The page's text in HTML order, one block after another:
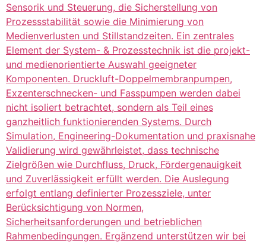
Sensorik und Steuerung, die Sicherstellung von
Prozessstabilität sowie die Minimierung von
Medienverlusten und Stillstandzeiten. Ein zentrales
Element der System- & Prozesstechnik ist die projekt-
und medienorientierte Auswahl geeigneter
Komponenten. Druckluft-Doppelmembranpumpen,
Exzenterschnecken- und Fasspumpen werden dabei
nicht isoliert betrachtet, sondern als Teil eines
ganzheitlich funktionierenden Systems. Durch
Simulation, Engineering-Dokumentation und praxisnahe
Validierung wird gewährleistet, dass technische
Zielgrößen wie Durchfluss, Druck, Fördergenauigkeit
und Zuverlässigkeit erfüllt werden. Die Auslegung
erfolgt entlang definierter Prozessziele, unter
Berücksichtigung von Normen,
Sicherheitsanforderungen und betrieblichen
Rahmenbedingungen. Ergänzend unterstützen wir bei